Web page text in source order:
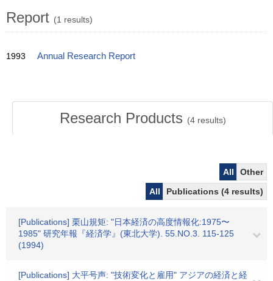
Report (1 results)
1993 Annual Research Report
Research Products (4results)
All
Other
All
Publications (4 results)
[Publications] 栗山規矩: "日本経済の高度情報化:1975〜
1985" 研究年報『経済学』(東北大学). 55.NO.3. 115-125
(1994)
[Publications] 大平号声: "技術変化と雇用" アジアの経済と経